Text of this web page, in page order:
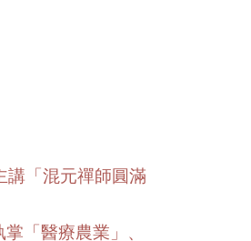
講「混元禪師圓滿
「醫療農業」、